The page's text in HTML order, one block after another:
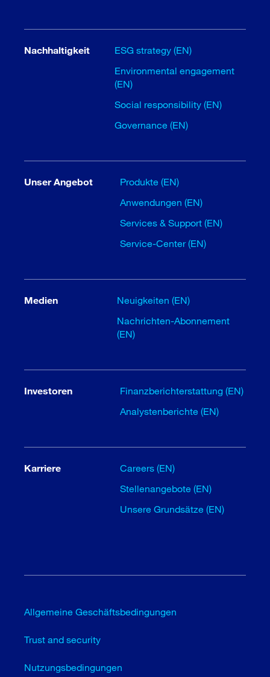
Nachhaltigkeit
ESG strategy (EN)
Environmental engagement
(EN)
Social responsibility (EN)
Governance (EN)
Unser Angebot
Produkte (EN)
Anwendungen (EN)
Services & Support (EN)
Service-Center (EN)
Medien
Neuigkeiten (EN)
Nachrichten-Abonnement
(EN)
Investoren
Finanzberichterstattung (EN)
Analystenberichte (EN)
Karriere
Careers (EN)
Stellenangebote (EN)
Unsere Grundsätze (EN)
Allgemeine Geschäftsbedingungen
Trust and security
Nutzungsbedingungen